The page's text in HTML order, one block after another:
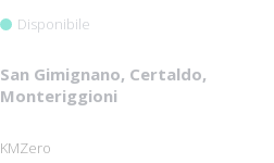
Disponibile
San Gimignano, Certaldo,
Monteriggioni
KMZero